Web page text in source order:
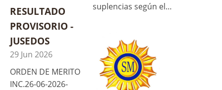
RESULTADO
PROVISORIO -
JUSEDOS
29 Jun 2026
ORDEN DE MERITO
INC.26-06-2026-
suplencias según el…